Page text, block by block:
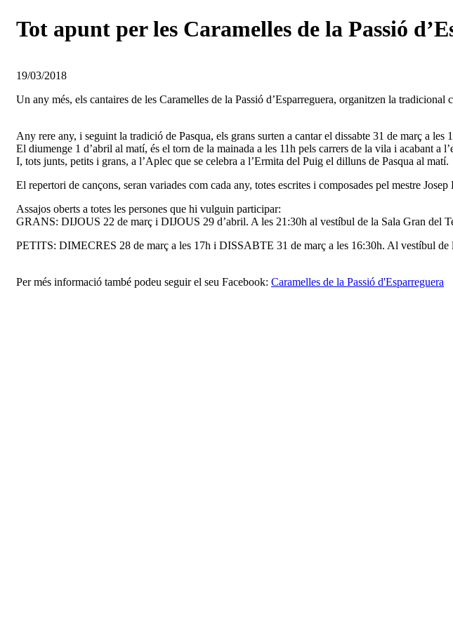
Tot apunt per les Caramelles de la Passió
19/03/2018
Un any més, els cantaires de les Caramelles de la Passió d’Esparreguera, organitzen la tradicional
Any rere any, i seguint la tradició de Pasqua, els grans surten a cantar el dissabte 31 de març a
El diumenge 1 d’abril al matí, és el torn de la mainada a les 11h pels carrers de la vila i acabant a
I, tots junts, petits i grans, a l’Aplec que se celebra a l’Ermita del Puig el dilluns de Pasqua al matí.
El repertori de cançons, seran variades com cada any, totes escrites i composades pel mestre Josep
Assajos oberts a totes les persones que hi vulguin participar:
GRANS: DIJOUS 22 de març i DIJOUS 29 d’abril. A les 21:30h al vestíbul de la Sala Gran del
PETITS: DIMECRES 28 de març a les 17h i DISSABTE 31 de març a les 16:30h. Al vestíbul de
Per més informació també podeu seguir el seu Facebook: Caramelles de la Passió d'Esparreguera